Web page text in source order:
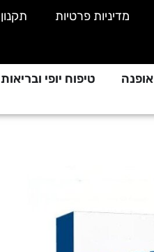
מדיניות פרטיות תקנון
אופנה טיפוח יופי ובריאות